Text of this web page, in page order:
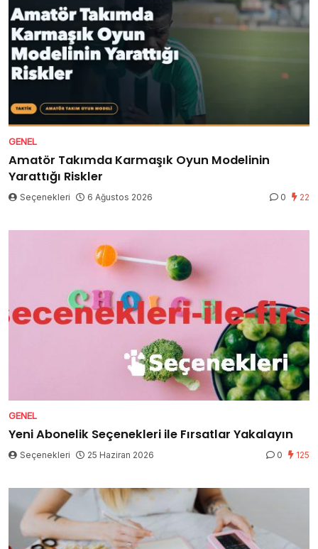
GENEL
Amatör Takımda Karmaşık Oyun Modelinin
Yarattığı Riskler
Seçenekleri 6 Ağustos 2026 0 22
GENEL
Yeni Abonelik Seçenekleri ile Fırsatlar Yakalayın
Seçenekleri 25 Haziran 2026 0 125